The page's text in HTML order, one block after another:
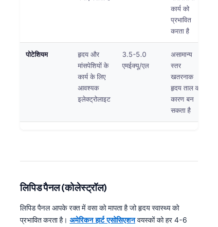
कार्य को
प्रभावित
करता है
पोटेशियम
हृदय और
मांसपेशियों के
कार्य के लिए
आवश्यक
इलेक्ट्रोलाइट
3.5-5.0
एमईक्यू/एल
असामान्य
स्तर
खतरनाक
हृदय ताल का
कारण बन
सकता है
लिपिड पैनल (कोलेस्ट्रॉल)
लिपिड पैनल आपके रक्त में वसा को मापता है जो हृदय स्वास्थ्य को
प्रभावित करता है। अमेरिकन हार्ट एसोसिएशनवयस्कों को हर 4-6